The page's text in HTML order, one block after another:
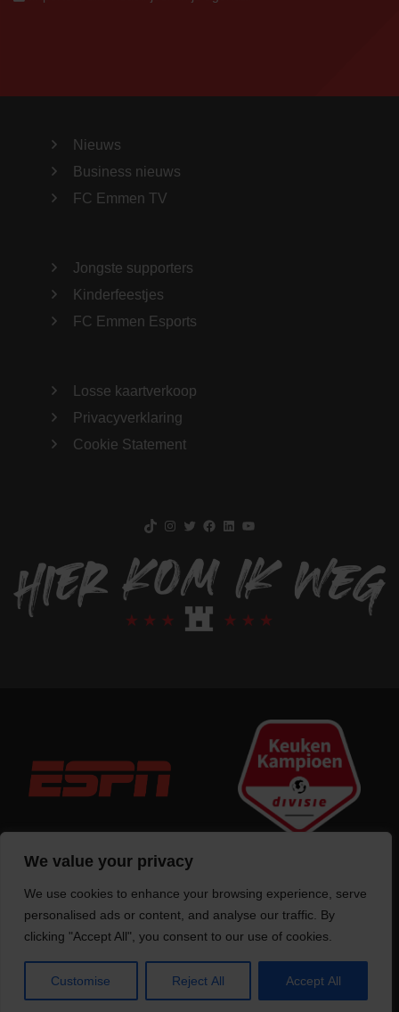
We value your privacy
We use cookies to enhance your browsing experience, serve
personalised ads or content, and analyse our traffic. By
clicking "Accept All", you consent to our use of cookies.
Customise Reject All Accept All
Nieuws
Business nieuws
FC Emmen TV
Jongste supporters
Kinderfeestjes
FC Emmen Esports
Losse kaartverkoop
Privacyverklaring
Cookie Statement
Trotse bouwervan deze website